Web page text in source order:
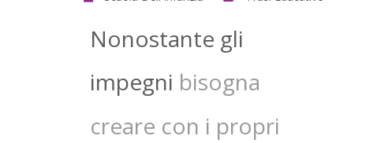
Nonostante gli
impegni bisogna
creare con i propri